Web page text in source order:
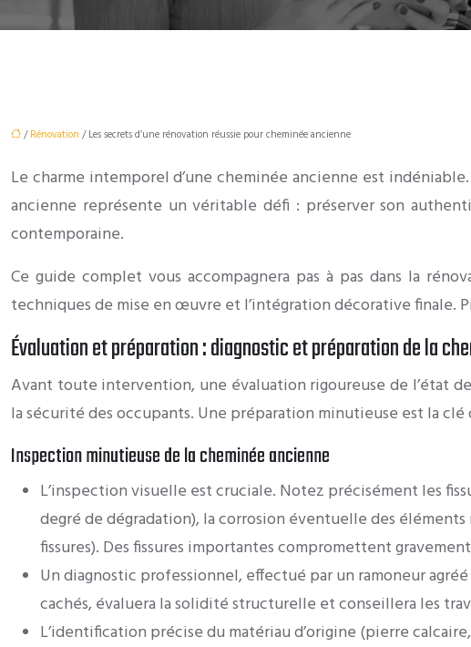
/Rénovation / Les secrets d’une rénovation réussie pour cheminée ancienne
Le charme intemporel d’une cheminée ancienne est
ancienne représente un véritable défi : préserver son
contemporaine.
Ce guide complet vous accompagnera pas à pas dans la
techniques de mise en œuvre et l’intégration décorative finale.
Évaluation et préparation : diagnostic et préparation de la
Avant toute intervention, une évaluation rigoureuse de l’état
la sécurité des occupants. Une préparation minutieuse est la clé
Inspection minutieuse de la cheminée ancienne
L’inspection visuelle est cruciale. Notez précisément les
degré de dégradation), la corrosion éventuelle des
fissures). Des fissures importantes compromettent
Un diagnostic professionnel, effectué par un ramoneur
cachés, évaluera la solidité structurelle et conseillera les
L’identification précise du matériau d’origine (pierre